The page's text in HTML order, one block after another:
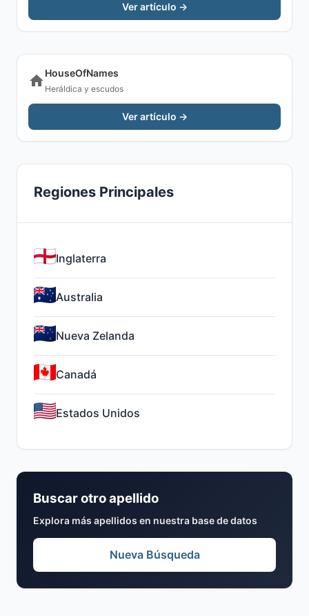
Ver artículo →
HouseOfNames
Heráldica y escudos
Ver artículo →
Regiones Principales
Inglaterra
Australia
Nueva Zelanda
Canadá
Estados Unidos
Buscar otro apellido
Explora más apellidos en nuestra base de datos
Nueva Búsqueda